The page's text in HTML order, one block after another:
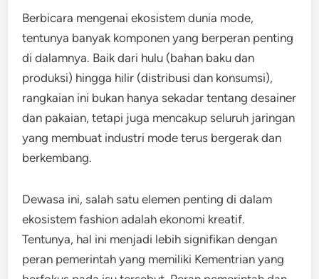
Berbicara mengenai ekosistem dunia mode,
tentunya banyak komponen yang berperan penting
di dalamnya. Baik dari hulu (bahan baku dan
produksi) hingga hilir (distribusi dan konsumsi),
rangkaian ini bukan hanya sekadar tentang desainer
dan pakaian, tetapi juga mencakup seluruh jaringan
yang membuat industri mode terus bergerak dan
berkembang.
Dewasa ini, salah satu elemen penting di dalam
ekosistem fashion adalah ekonomi kreatif.
Tentunya, hal ini menjadi lebih signifikan dengan
peran pemerintah yang memiliki Kementrian yang